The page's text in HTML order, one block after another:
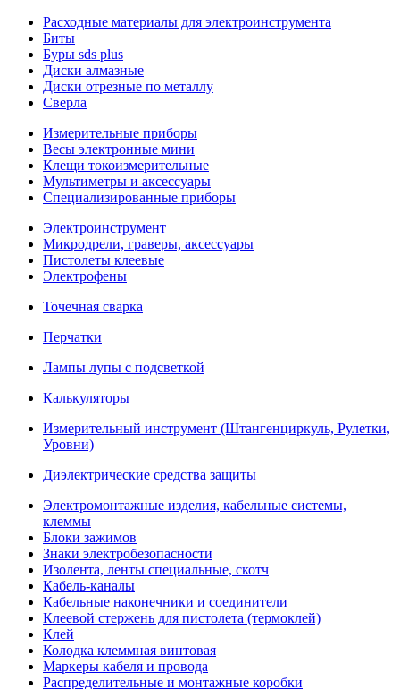
Расходные материалы для электроинструмента
Биты
Буры sds plus
Диски алмазные
Диски отрезные по металлу
Сверла
Измерительные приборы
Весы электронные мини
Клещи токоизмерительные
Мультиметры и аксессуары
Специализированные приборы
Электроинструмент
Микродрели, граверы, аксессуары
Пистолеты клеевые
Электрофены
Точечная сварка
Перчатки
Лампы лупы с подсветкой
Калькуляторы
Измерительный инструмент (Штангенциркуль, Рулетки,
Уровни)
Диэлектрические средства защиты
Электромонтажные изделия, кабельные системы,
клеммы
Блоки зажимов
Знаки электробезопасности
Изолента, ленты специальные, скотч
Кабель-каналы
Кабельные наконечники и соединители
Клеевой стержень для пистолета (термоклей)
Клей
Колодка клеммная винтовая
Маркеры кабеля и провода
Распределительные и монтажные коробки